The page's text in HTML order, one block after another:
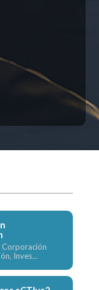
Corporación
Inves...